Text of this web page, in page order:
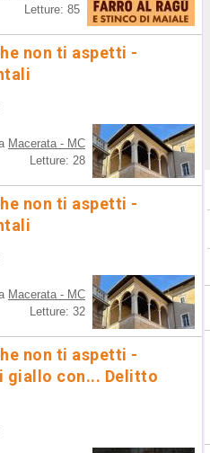
Letture: 85
non ti aspetti -
Macerata - MC
Letture: 28
non ti aspetti -
Macerata - MC
Letture: 32
non ti aspetti -
giallo con... Delitto